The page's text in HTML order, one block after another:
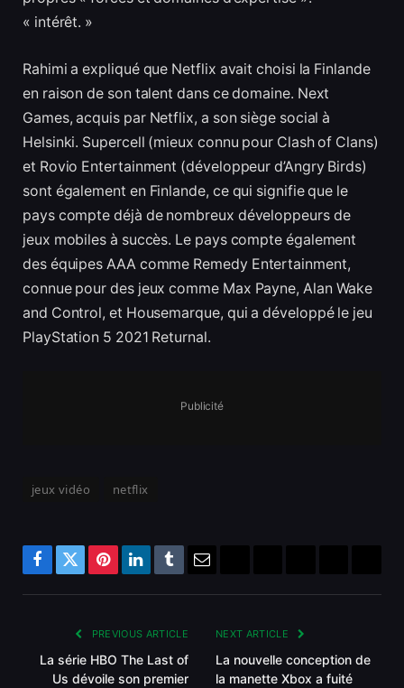
« intérêt. »
Rahimi a expliqué que Netflix avait choisi la Finlande
en raison de son talent dans ce domaine. Next
Games, acquis par Netflix, a son siège social à
Helsinki. Supercell (mieux connu pour Clash of Clans)
et Rovio Entertainment (développeur d’Angry Birds)
sont également en Finlande, ce qui signifie que le
pays compte déjà de nombreux développeurs de
jeux mobiles à succès. Le pays compte également
des équipes AAA comme Remedy Entertainment,
connue pour des jeux comme Max Payne, Alan Wake
and Control, et Housemarque, qui a développé le jeu
PlayStation 5 2021 Returnal.
Publicité
jeux vidéo netflix
Facebook
TwitterPinterestLinkedInTumblr
PREVIOUS ARTICLE
La série HBO The Last of
Us dévoile son premier
NEXT ARTICLE
La nouvelle conception de
la manette Xbox a fuité